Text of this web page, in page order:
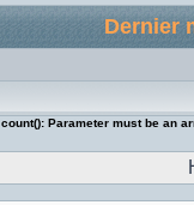
Dernier
count(): Parameter must be an